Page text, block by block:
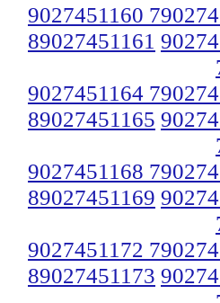
9027451160
89027451161
9027451164
89027451165
9027451168
89027451169
9027451172
89027451173